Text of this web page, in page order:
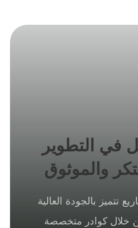
في التطوير
والموثوق
تتميز بالجودة العالية
خلال كوادر متخصصة